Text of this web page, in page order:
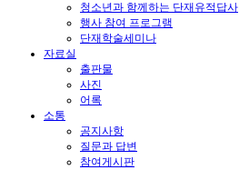
청소년과 함께하는 단재유적답사
행사 참여 프로그램
단재학술세미나
자료실
출판물
사진
어록
소통
공지사항
질문과 답변
참여게시판